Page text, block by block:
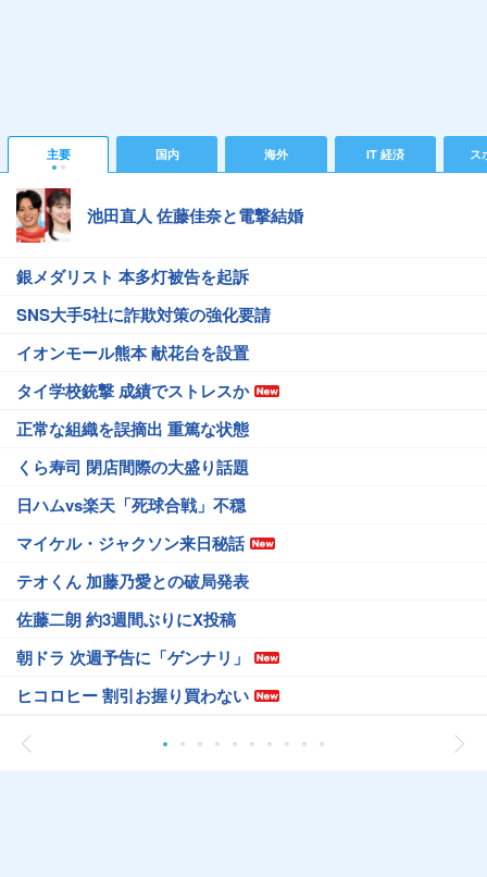
主要 国内 海外 IT 経済 ス
池田直人 佐藤佳奈と電撃結婚
銀メダリスト 本多灯被告を起訴
SNS大手5社に詐欺対策の強化要請
イオンモール熊本 献花台を設置
タイ学校銃撃 成績でストレスか
正常な組織を誤摘出 重篤な状態
くら寿司 閉店間際の大盛り話題
日ハムvs楽天「死球合戦」不穏
マイケル・ジャクソン来日秘話
テオくん 加藤乃愛との破局発表
佐藤二朗 約3週間ぶりにX投稿
朝ドラ 次週予告に「ゲンナリ」
ヒコロヒー 割引お握り買わない